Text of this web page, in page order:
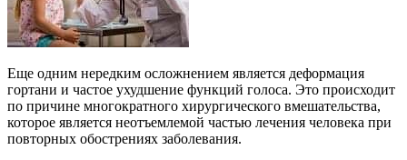
Еще одним нередким осложнением является деформация
гортани и частое ухудшение функций голоса. Это происходит
по причине многократного хирургического вмешательства,
которое является неотъемлемой частью лечения человека при
повторных обострениях заболевания.